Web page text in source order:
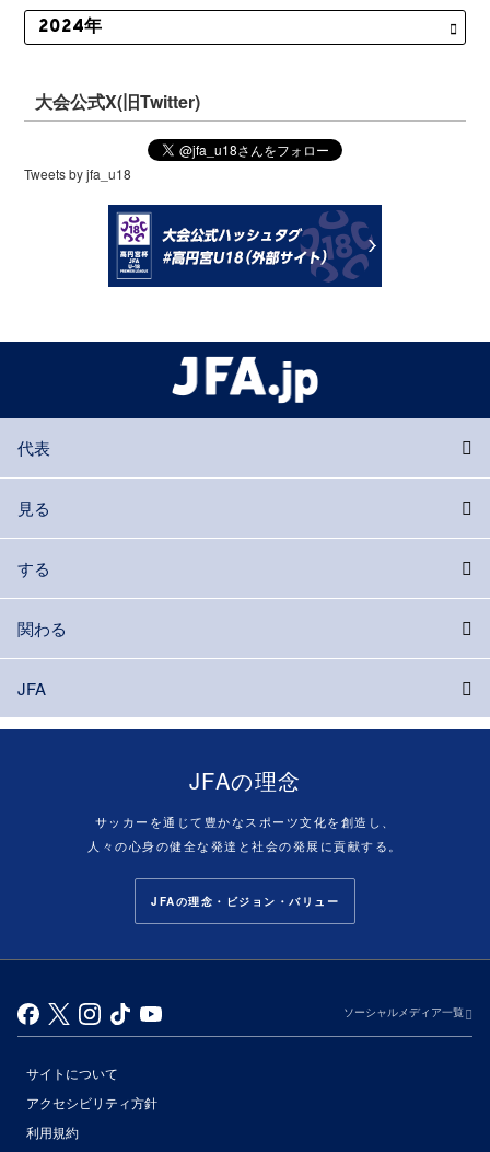
大会公式X(旧Twitter)
Tweets by jfa_u18
代表
見る
する
関わる
JFA
JFAの理念
サッカーを通じて豊かなスポーツ文化を創造し、
人々の心身の健全な発達と社会の発展に貢献する。
JFAの理念・ビジョン・バリュー
ソーシャルメディア一覧
サイトについて
アクセシビリティ方針
利用規約